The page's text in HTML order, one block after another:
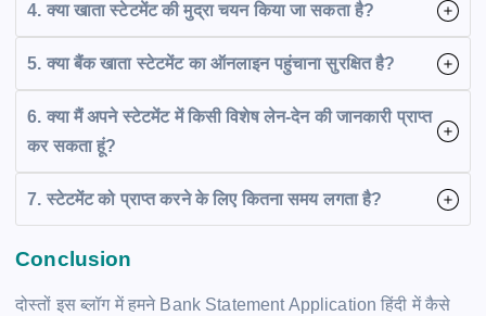
4. क्या खाता स्टेटमेंट की मुद्रा चयन किया जा सकता है?
5. क्या बैंक खाता स्टेटमेंट का ऑनलाइन पहुंचाना सुरक्षित है?
6. क्या मैं अपने स्टेटमेंट में किसी विशेष लेन-देन की जानकारी प्राप्त
कर सकता हूं?
7. स्टेटमेंट को प्राप्त करने के लिए कितना समय लगता है?
Conclusion
दोस्तों इस ब्लॉग में हमने Bank Statement Application हिंदी में कैसे